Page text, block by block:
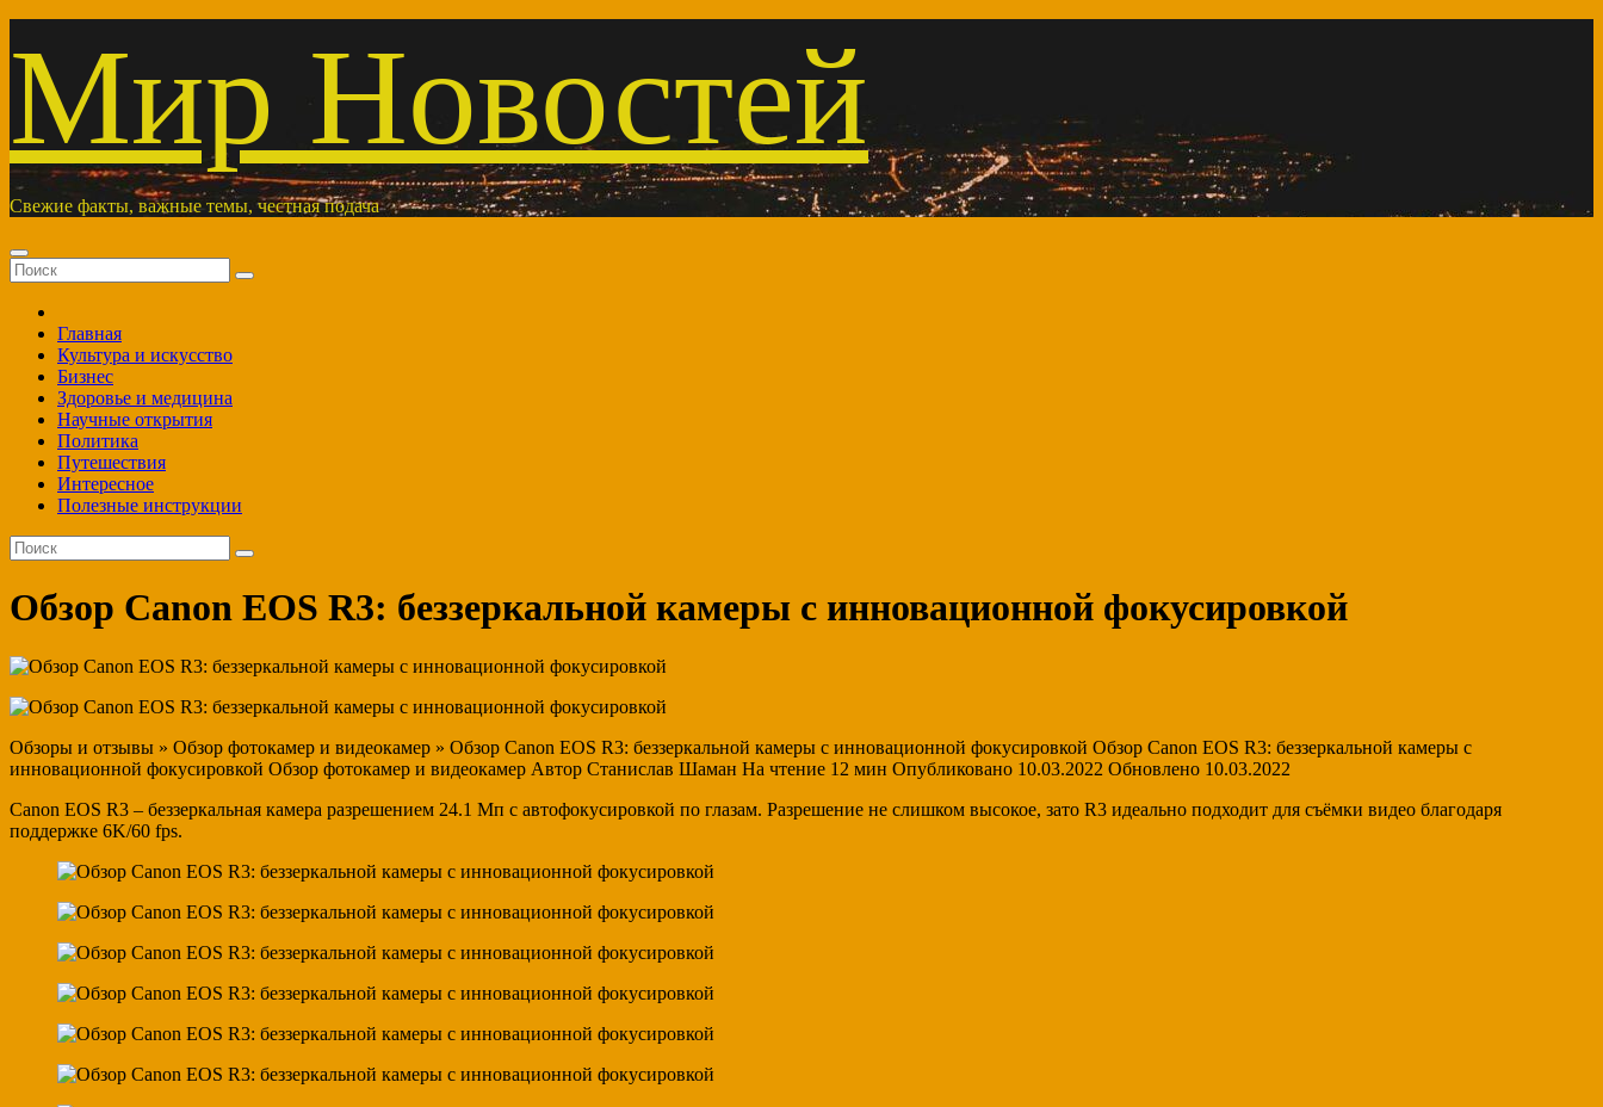
к
содержимому
Мир Новостей
Свежие факты, важные темы, честная подача
Главная
Культура и искусство
Бизнес
Здоровье и медицина
Научные открытия
Политика
Путешествия
Интересное
Полезные инструкции
Обзор Canon EOS R3: беззеркальной камеры с инновационной фокусировкой
Обзоры и отзывы » Обзор фотокамер и видеокамер » Обзор Canon EOS R3: беззеркальной камеры с инновационной фокусировкой Обзор Canon EOS R3: беззеркальной камеры с
инновационной фокусировкой Обзор фотокамер и видеокамер Автор Станислав Шаман На чтение 12 мин Опубликовано 10.03.2022 Обновлено 10.03.2022
Canon EOS R3 – беззеркальная камера разрешением 24.1 Мп с автофокусировкой по глазам. Разрешение не слишком высокое, зато R3 идеально подходит для съёмки видео благодаря
поддержке 6K/60 fps.